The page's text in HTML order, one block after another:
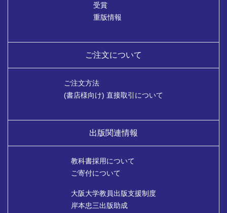
受賞
重版情報
ご注文について
ご注文方法
(書店様向け) 直接取引について
出版関連情報
教科書採用について
ご寄付について
大阪大学教員出版支援制度
岸本忠三出版助成